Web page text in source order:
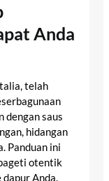
Anda
telah
dengan saus
hidangan
Panduan ini
otentik
Anda.